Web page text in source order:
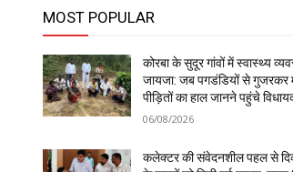
MOST POPULAR
कोरबा के सुदूर गांवों में स्वास्थ्य
जायजा: जब पगडंडियों से गुजरकर
पीड़ितों का हाल जानने पहुंचे
06/08/2026
कलेक्टर की संवेदनशील पहल से